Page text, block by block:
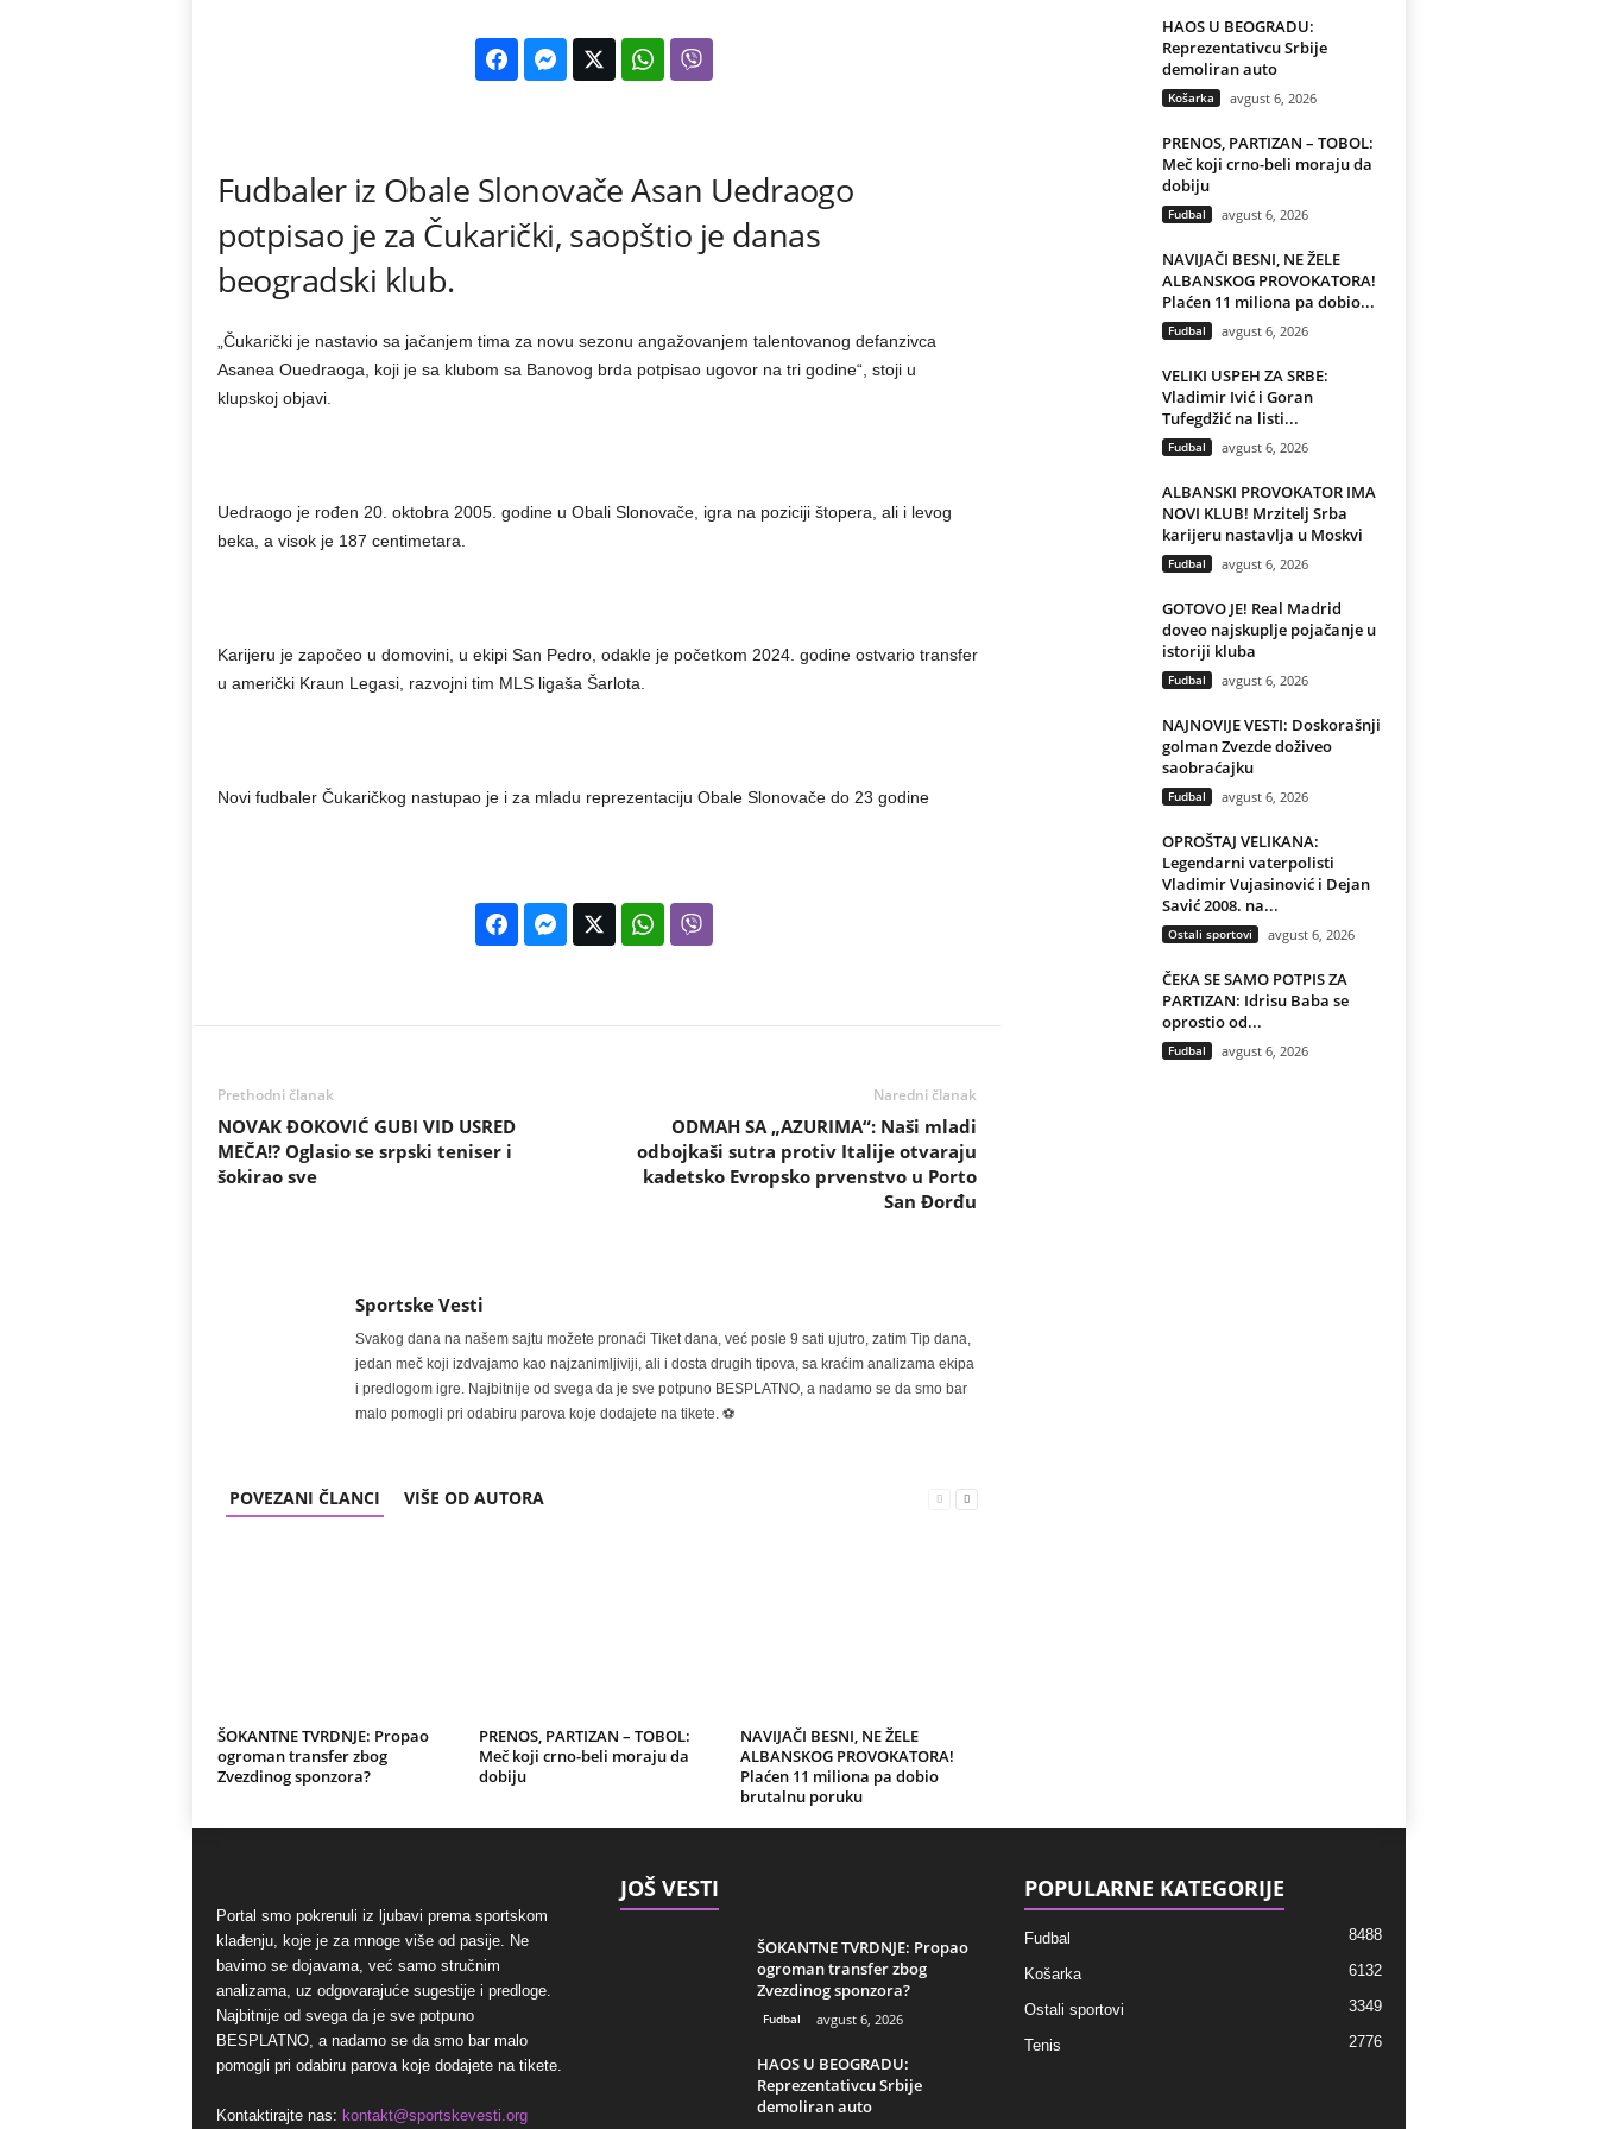
e
s
t
i
Fudbaler iz Obale Slonovače Asan Uedraogo
potpisao je za Čukarički, saopštio je danas
beogradski klub.
„Čukarički je nastavio sa jačanjem tima za novu sezonu angažovanjem talentovanog defanzivca
Asanea Ouedraoga, koji je sa klubom sa Banovog brda potpisao ugovor na tri godine“, stoji u
klupskoj objavi.
Uedraogo je rođen 20. oktobra 2005. godine u Obali Slonovače, igra na poziciji štopera, ali i levog
beka, a visok je 187 centimetara.
Karijeru je započeo u domovini, u ekipi San Pedro, odakle je početkom 2024. godine ostvario transfer
u američki Kraun Legasi, razvojni tim MLS ligaša Šarlota.
Novi fudbaler Čukaričkog nastupao je i za mladu reprezentaciju Obale Slonovače do 23 godine
Prethodni članak
NOVAK ĐOKOVIĆ GUBI VID USRED
MEČA!? Oglasio se srpski teniser i
šokirao sve
Naredni članak
ODMAH SA „AZURIMA“: Naši mladi
odbojkaši sutra protiv Italije otvaraju
kadetsko Evropsko prvenstvo u Porto
San Đorđu
Sportske Vesti
Svakog dana na našem sajtu možete pronaći Tiket dana, već posle 9 sati ujutro, zatim Tip dana,
jedan meč koji izdvajamo kao najzanimljiviji, ali i dosta drugih tipova, sa kraćim analizama ekipa
i predlogom igre. Najbitnije od svega da je sve potpuno BESPLATNO, a nadamo se da smo bar
malo pomogli pri odabiru parova koje dodajete na tikete. ⚽
POVEZANI ČLANCI VIŠE OD AUTORA
ŠOKANTNE TVRDNJE: Propao
ogroman transfer zbog
Zvezdinog sponzora?
PRENOS, PARTIZAN – TOBOL:
Meč koji crno-beli moraju da
dobiju
NAVIJAČI BESNI, NE ŽELE
ALBANSKOG PROVOKATORA!
Plaćen 11 miliona pa dobio
brutalnu poruku
HAOS U BEOGRADU:
Reprezentativcu Srbije
demoliran auto
Košarka avgust 6, 2026
PRENOS, PARTIZAN – TOBOL:
Meč koji crno-beli moraju da
dobiju
Fudbal avgust 6, 2026
NAVIJAČI BESNI, NE ŽELE
ALBANSKOG PROVOKATORA!
Plaćen 11 miliona pa dobio...
Fudbal avgust 6, 2026
VELIKI USPEH ZA SRBE:
Vladimir Ivić i Goran
Tufegdžić na listi...
Fudbal avgust 6, 2026
ALBANSKI PROVOKATOR IMA
NOVI KLUB! Mrzitelj Srba
karijeru nastavlja u Moskvi
Fudbal avgust 6, 2026
GOTOVO JE! Real Madrid
doveo najskuplje pojačanje u
istoriji kluba
Fudbal avgust 6, 2026
NAJNOVIJE VESTI: Doskorašnji
golman Zvezde doživeo
saobraćajku
Fudbal avgust 6, 2026
OPROŠTAJ VELIKANA:
Legendarni vaterpolisti
Vladimir Vujasinović i Dejan
Savić 2008. na...
Ostali sportovi avgust 6, 2026
ČEKA SE SAMO POTPIS ZA
PARTIZAN: Idrisu Baba se
oprostio od...
Fudbal avgust 6, 2026
Portal smo pokrenuli iz ljubavi prema sportskom
klađenju, koje je za mnoge više od pasije. Ne
bavimo se dojavama, već samo stručnim
analizama, uz odgovarajuće sugestije i predloge.
Najbitnije od svega da je sve potpuno
BESPLATNO, a nadamo se da smo bar malo
pomogli pri odabiru parova koje dodajete na tikete.
Kontaktirajte nas: kontakt@sportskevesti.org
JOŠ VESTI
ŠOKANTNE TVRDNJE: Propao
ogroman transfer zbog
Zvezdinog sponzora?
Fudbal avgust 6, 2026
HAOS U BEOGRADU:
Reprezentativcu Srbije
demoliran auto
POPULARNE KATEGORIJE
Fudbal 8488
Košarka 6132
Ostali sportovi 3349
Tenis 2776